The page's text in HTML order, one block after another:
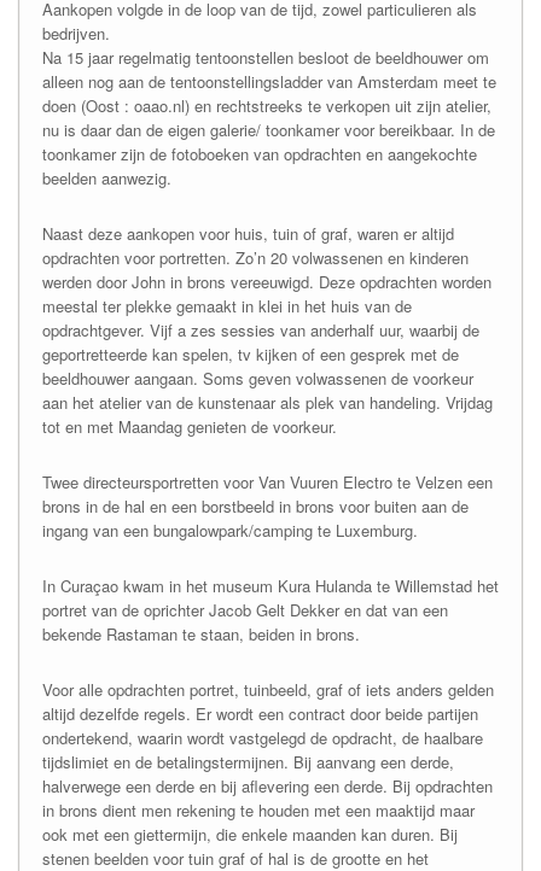
Aankopen volgde in de loop van de tijd, zowel particulieren als
bedrijven.
Na 15 jaar regelmatig tentoonstellen besloot de beeldhouwer om
alleen nog aan de tentoonstellingsladder van Amsterdam meet te
doen (Oost : oaao.nl) en rechtstreeks te verkopen uit zijn atelier,
nu is daar dan de eigen galerie/ toonkamer voor bereikbaar. In de
toonkamer zijn de fotoboeken van opdrachten en aangekochte
beelden aanwezig.
Naast deze aankopen voor huis, tuin of graf, waren er altijd
opdrachten voor portretten. Zo’n 20 volwassenen en kinderen
werden door John in brons vereeuwigd. Deze opdrachten worden
meestal ter plekke gemaakt in klei in het huis van de
opdrachtgever. Vijf a zes sessies van anderhalf uur, waarbij de
geportretteerde kan spelen, tv kijken of een gesprek met de
beeldhouwer aangaan. Soms geven volwassenen de voorkeur
aan het atelier van de kunstenaar als plek van handeling. Vrijdag
tot en met Maandag genieten de voorkeur.
Twee directeursportretten voor Van Vuuren Electro te Velzen een
brons in de hal en een borstbeeld in brons voor buiten aan de
ingang van een bungalowpark/camping te Luxemburg.
In Curaçao kwam in het museum Kura Hulanda te Willemstad het
portret van de oprichter Jacob Gelt Dekker en dat van een
bekende Rastaman te staan, beiden in brons.
Voor alle opdrachten portret, tuinbeeld, graf of iets anders gelden
altijd dezelfde regels. Er wordt een contract door beide partijen
ondertekend, waarin wordt vastgelegd de opdracht, de haalbare
tijdslimiet en de betalingstermijnen. Bij aanvang een derde,
halverwege een derde en bij aflevering een derde. Bij opdrachten
in brons dient men rekening te houden met een maaktijd maar
ook met een giettermijn, die enkele maanden kan duren. Bij
stenen beelden voor tuin graf of hal is de grootte en het